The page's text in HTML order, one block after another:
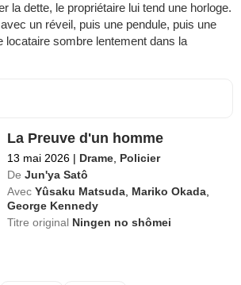
la dette, le propriétaire lui tend une horloge.
un réveil, puis une pendule, puis une
locataire sombre lentement dans la
La Preuve d'un homme
13 mai 2026 | Drame Policier
De Jun'ya Satô
Avec Yûsaku Matsuda Mariko Okada
George Kennedy
Titre original Ningen no shômei